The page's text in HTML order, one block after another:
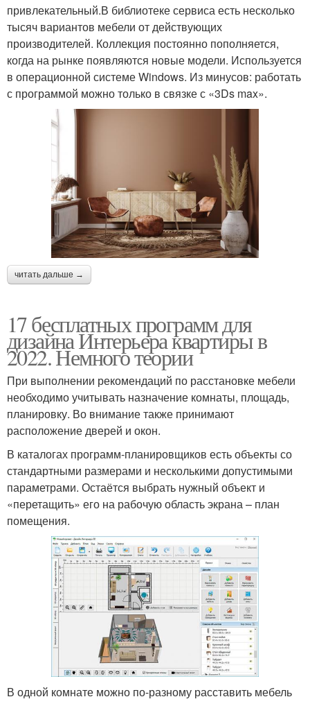
привлекательный.В библиотеке сервиса есть несколько
тысяч вариантов мебели от действующих
производителей. Коллекция постоянно пополняется,
когда на рынке появляются новые модели. Используется
в операционной системе Windows. Из минусов: работать
с программой можно только в связке с «3Ds max».
читать дальше →
17 бесплатных программ для
дизайна Интерьера квартиры в
2022. Немного теории
При выполнении рекомендаций по расстановке мебели
необходимо учитывать назначение комнаты, площадь,
планировку. Во внимание также принимают
расположение дверей и окон.
В каталогах программ-планировщиков есть объекты со
стандартными размерами и несколькими допустимыми
параметрами. Остаётся выбрать нужный объект и
«перетащить» его на рабочую область экрана – план
помещения.
В одной комнате можно по-разному расставить мебель